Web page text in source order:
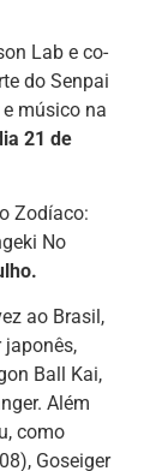
Lab e co-
do Senpai
músico na
21 de
Zodíaco:
No
ao Brasil,
japonês,
Ball Kai,
Além
como
Goseiger